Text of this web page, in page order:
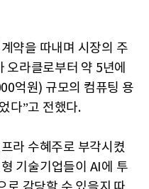
약을 따내며 시장의 주
오라클로부터 약 5년에
억원) 규모의 컴퓨팅 용
다”고 전했다.
라 수혜주로 부각시켰
기술기업들이 AI에 투